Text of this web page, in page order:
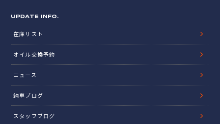
UPDATE INFO.
在庫リスト
オイル交換予約
ニュース
納車ブログ
スタッフブログ